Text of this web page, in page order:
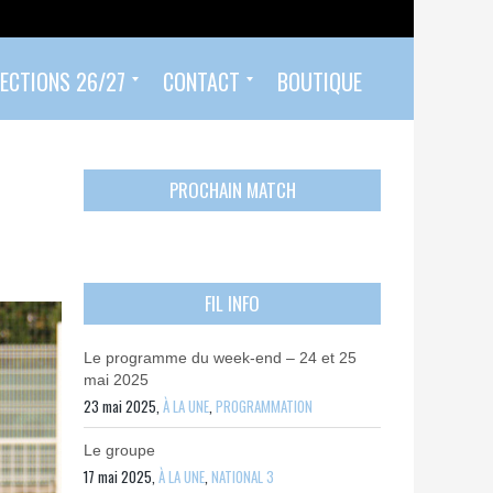
26/27 CONTACT BOUTIQUE
PROCHAIN MATCH
FIL INFO
Le programme du week-end – 24 et 25
mai 2025
23 mai 2025,À LA UNE,PROGRAMMATION
Le groupe
17 mai 2025,À LA UNE,NATIONAL 3